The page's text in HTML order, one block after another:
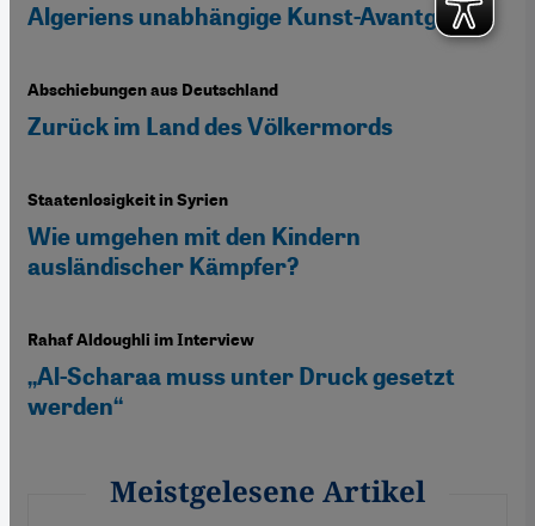
Algeriens unabhängige Kunst-Avantgarde
Abschiebungen aus Deutschland
Zurück im Land des Völkermords
Staatenlosigkeit in Syrien
Wie umgehen mit den Kindern
ausländischer Kämpfer?
Rahaf Aldoughli im Interview
„Al-Scharaa muss unter Druck gesetzt
werden“
Meistgelesene Artikel